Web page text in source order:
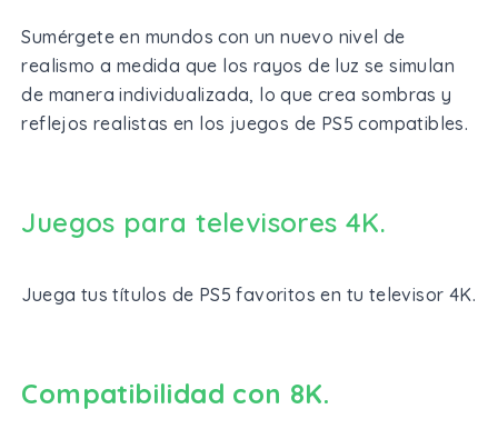
Sumérgete en mundos con un nuevo nivel de
realismo a medida que los rayos de luz se simulan
de manera individualizada, lo que crea sombras y
reflejos realistas en los juegos de PS5 compatibles.
Juegos para televisores 4K.
Juega tus títulos de PS5 favoritos en tu televisor 4K.
Compatibilidad con 8K.